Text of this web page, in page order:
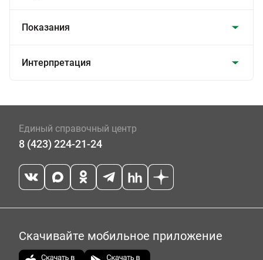
Показания
Интерпретация
Единый справочный центр
8 (423) 224-21-24
Скачивайте мобильное приложение